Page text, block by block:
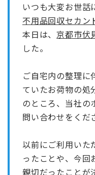
いつも大変お世話
不用品回収セカン
本日は、京都市伏
した。
ご自宅内の整理に
ていたお荷物の処
のところ、当社の
問い合わせをくだ
以前にご利用いた
ったことや、今回
親切だったことが